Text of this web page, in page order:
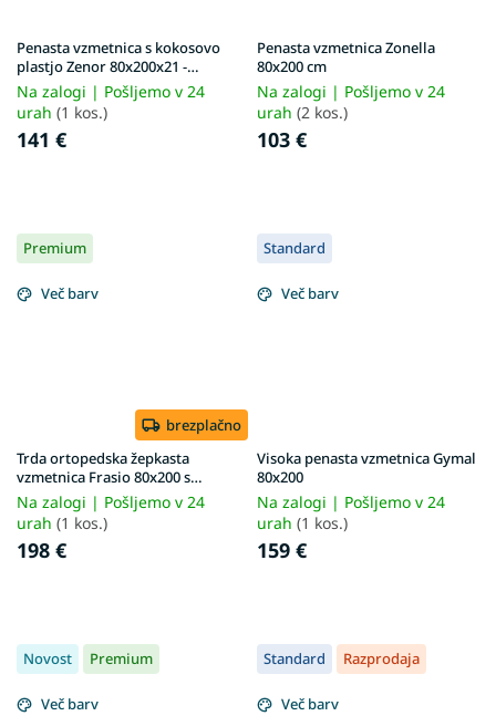
Penasta vzmetnica s kokosovo
plastjo Zenor 80x200x21 -
prevleka Silver
Na zalogi | Pošljemo v 24
urah (1 kos.)
141 €
Penasta vzmetnica Zonella
80x200 cm
Na zalogi | Pošljemo v 24
urah (2 kos.)
103 €
Premium
Več barv
brezplačno
Trda ortopedska žepkasta
vzmetnica Frasio 80x200 s
kokosom
Na zalogi | Pošljemo v 24
urah (1 kos.)
198 €
Standard
Več barv
Visoka penasta vzmetnica Gymal
80x200
Na zalogi | Pošljemo v 24
urah (1 kos.)
159 €
Novost Premium
Več barv
Standard Razprodaja
Več barv